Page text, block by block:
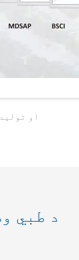
په کور کې R&D او تولید
د طبي